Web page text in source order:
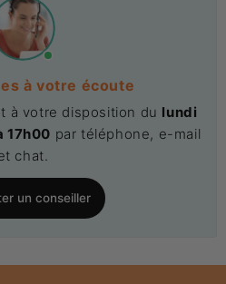
à votre écoute
à votre disposition du lundi
17h00 par téléphone, e-mail
chat.
un conseiller